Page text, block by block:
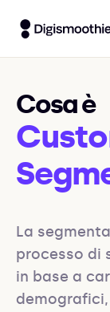
Cosa è
La
processo di
in base a